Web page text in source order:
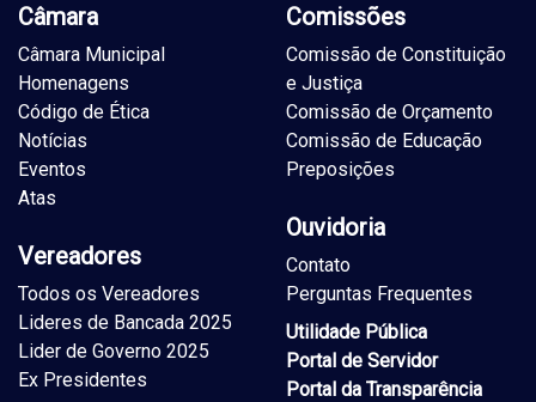
Câmara
Câmara Municipal
Homenagens
Código de Ética
Notícias
Eventos
Atas
Vereadores
Todos os Vereadores
Lideres de Bancada 2025
Lider de Governo 2025
Ex Presidentes
Comissões
Comissão de Constituição
e Justiça
Comissão de Orçamento
Comissão de Educação
Preposições
Ouvidoria
Contato
Perguntas Frequentes
Utilidade Pública
Portal de Servidor
Portal da Transparência